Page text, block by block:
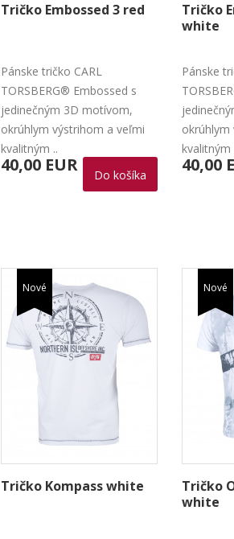
Tričko Embossed 3 red
Pánske tričko CARL
TORSBERG® Embossed s
jedinečným 3D motívom,
okrúhlym výstrihom a veľmi
kvalitným ..
40,00 EUR Do košíka
Tričko
white
Pánske
okrúhlym
kvalitným
40,00
Nové
Tričko Kompass white
Nové
Tričko
white